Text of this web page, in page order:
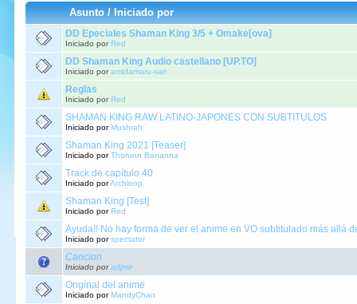
Asunto/Iniciado por
DD Epeciales Shaman King 3/5 + Omake[ova]
Iniciado por Red
DD Shaman King Audio castellano [UP.TO]
Iniciado poramidamaru-san
Reglas
Iniciado por Red
SHAMAN KING RAW LATINO-JAPONES CON SUBTITULOS
Iniciado porMushrah
Shaman King 2021 [Teaser]
Iniciado porThorunn Bananna
Track de capítulo 40
Iniciado porArchloop
Shaman King [Test]
Iniciado porRed
Ayuda!! No hay forma de ver el anime en VO subtitulado más allá
Iniciado porspectator
Cancion
Iniciado poradjmir
Original del anime
Iniciado porMandyChan